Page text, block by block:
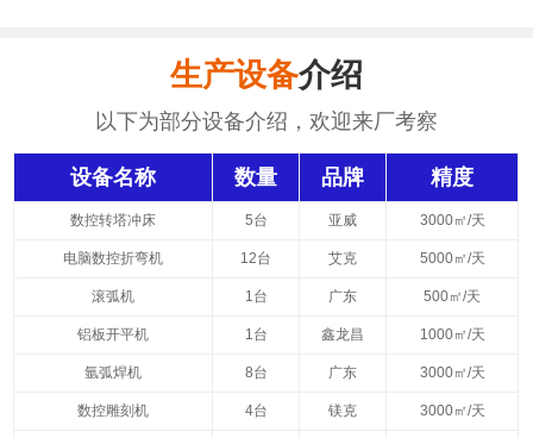
生产设备介绍
以下为部分设备介绍，欢迎来厂考察
设备名称 数量 品牌 精度
数控转塔冲床 5台 亚威 3000㎡/天
电脑数控折弯机 12台 艾克 5000㎡/天
滚弧机 1台 广东 500㎡/天
铝板开平机 1台 鑫龙昌 1000㎡/天
氩弧焊机 8台 广东 3000㎡/天
数控雕刻机 4台 镁克 3000㎡/天